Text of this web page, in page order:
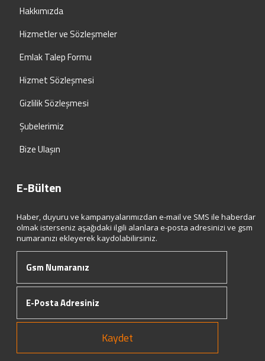
Hakkımızda
Hizmetler ve Sözleşmeler
Emlak Talep Formu
Hizmet Sözleşmesi
Gizlilik Sözleşmesi
Şubelerimiz
Bize Ulaşın
E-Bülten
Haber, duyuru ve kampanyalarımızdan e-mail ve SMS ile haberdar
olmak isterseniz aşağıdaki ilgili alanlara e-posta adresinizi ve gsm
numaranızı ekleyerek kaydolabilirsiniz.
Kaydet